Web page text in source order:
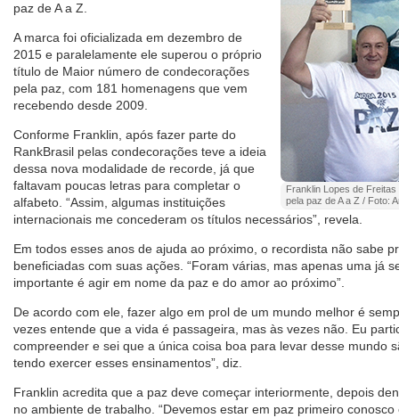
Franklin Lopes de
pela paz de A a Z / Foto:
paz de A a Z.
A marca foi oficializada em dezembro de
2015 e paralelamente ele superou o próprio
título de Maior número de condecorações
pela paz, com 181 homenagens que vem
recebendo desde 2009.
Conforme Franklin, após fazer parte do
RankBrasil pelas condecorações teve a ideia
dessa nova modalidade de recorde, já que
faltavam poucas letras para completar o
alfabeto. “Assim, algumas instituições
internacionais me concederam os títulos necessários”, revela.
Em todos esses anos de ajuda ao próximo, o recordista não sabe
beneficiadas com suas ações. “Foram várias, mas apenas uma já
importante é agir em nome da paz e do amor ao próximo”.
De acordo com ele, fazer algo em prol de um mundo melhor é
vezes entende que a vida é passageira, mas às vezes não. Eu
compreender e sei que a única coisa boa para levar desse mundo
tendo exercer esses ensinamentos”, diz.
Franklin acredita que a paz deve começar interiormente, depois
no ambiente de trabalho. “Devemos estar em paz primeiro